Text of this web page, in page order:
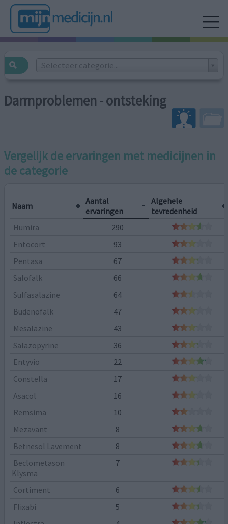
Selecteer categorie...
Darmproblemen - ontsteking
Vergelijk de ervaringen met medicijnen in
de categorie
Naam
Aantal
ervaringen
Algehele
tevredenheid
Humira
290
Entocort
93
Pentasa
67
Salofalk
66
Sulfasalazine
64
Budenofalk
47
Mesalazine
43
Salazopyrine
36
Entyvio
22
Constella
17
Asacol
16
Remsima
10
Mezavant
8
Betnesol Lavement
8
Beclometason
Klysma
7
Cortiment
6
Flixabi
5